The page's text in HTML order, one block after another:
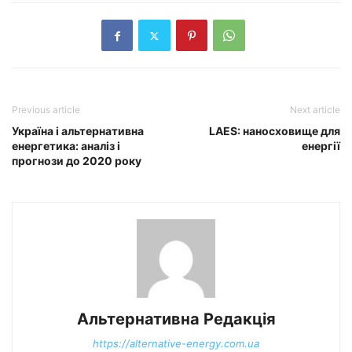
Previous article
Україна і альтернативна
енергетика: аналіз і
прогнози до 2020 року
Next article
LAES: наносховище для
енергії
Альтернативна Редакція
https://alternative-energy.com.ua